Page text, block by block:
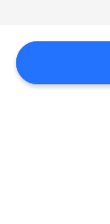
PRIVACY
POLICY